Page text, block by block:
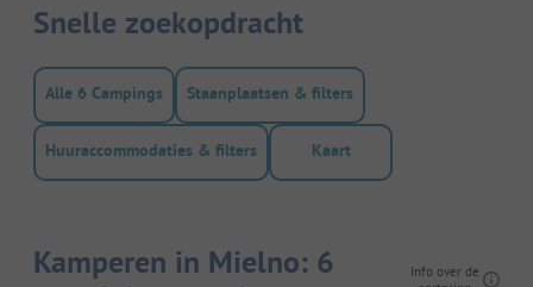
Snelle zoekopdracht
Alle 6 Campings Staanplaatsen & filters
Huuraccommodaties & filters Kaart
Kamperen in Mielno: 6
Info over de